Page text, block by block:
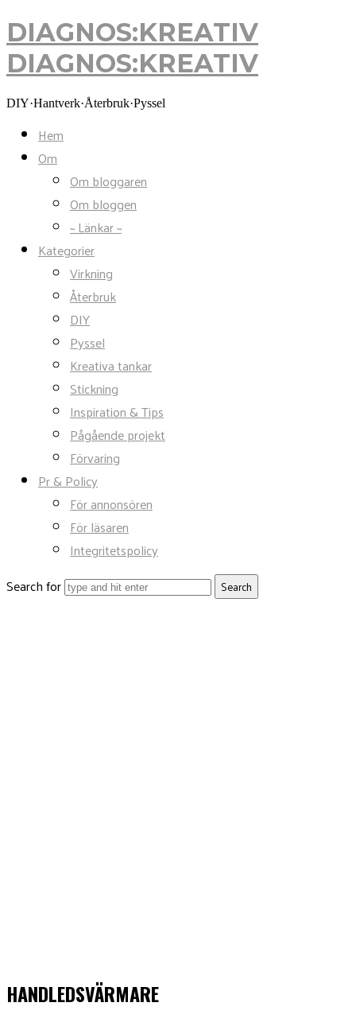
DIAGNOS:KREATIV
DIAGNOS:KREATIV
DIY·Hantverk·Återbruk·Pyssel
Hem
Om
Om bloggaren
Om bloggen
~ Länkar ~
Kategorier
Virkning
Återbruk
DIY
Pyssel
Kreativa tankar
Stickning
Inspiration & Tips
Pågående projekt
Förvaring
Pr & Policy
För annonsören
För läsaren
Integritetspolicy
Search for
HANDLEDSVÄRMARE